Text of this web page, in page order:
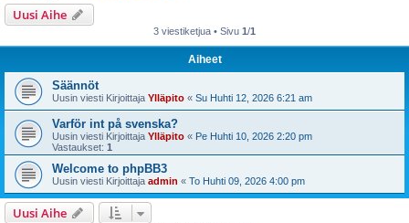
Uusi Aihe
3 viestiketjua • Sivu 1/1
Aiheet
Säännöt
Uusin viesti Kirjoittaja Ylläpito « Su Huhti 12, 2026 6:21 am
Varför int på svenska?
Uusin viesti Kirjoittaja Ylläpito « Pe Huhti 10, 2026 2:20 pm
Vastaukset: 1
Welcome to phpBB3
Uusin viesti Kirjoittaja admin « To Huhti 09, 2026 4:00 pm
Uusi Aihe